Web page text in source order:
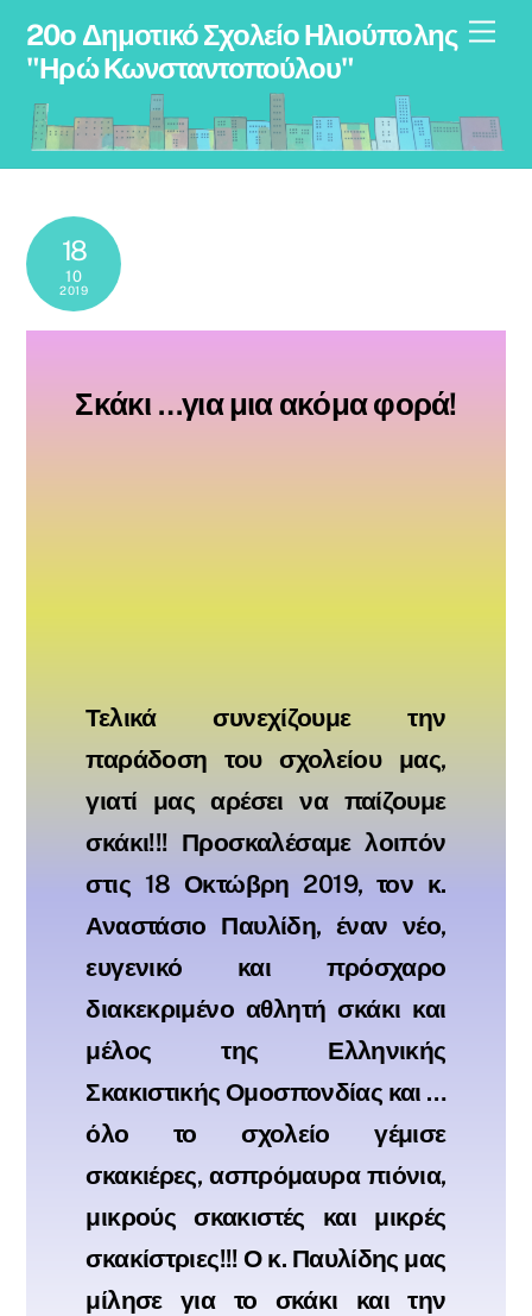
content
20ο Δημοτικό Σχολείο Ηλιούπολης
"Ηρώ Κωνσταντοπούλου"
18
10
2019
Σκάκι …για μια ακόμα φορά!
Τελικά συνεχίζουμε την
παράδοση του σχολείου μας,
γιατί μας αρέσει να παίζουμε
σκάκι!!! Προσκαλέσαμε λοιπόν
στις 18 Οκτώβρη 2019, τον κ.
Αναστάσιο Παυλίδη, έναν νέο,
ευγενικό και πρόσχαρο
διακεκριμένο αθλητή σκάκι και
μέλος της Ελληνικής
Σκακιστικής Ομοσπονδίας και …
όλο το σχολείο γέμισε
σκακιέρες, ασπρόμαυρα πιόνια,
μικρούς σκακιστές και μικρές
σκακίστριες!!! Ο κ. Παυλίδης μας
μίλησε για το σκάκι και την